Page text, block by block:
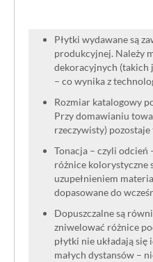
Płytki wydawane są
produkcyjnej. Należy
dekoracyjnych (takich
– co wynika z
Rozmiar katalogowy
Przy domawianiu
rzeczywisty)
Tonacja – czyli
różnice kolorystyczne
uzupełnieniem
dopasowane do
Dopuszczalne są
zniwelować różnice
płytki nie układają
małych dystansów –